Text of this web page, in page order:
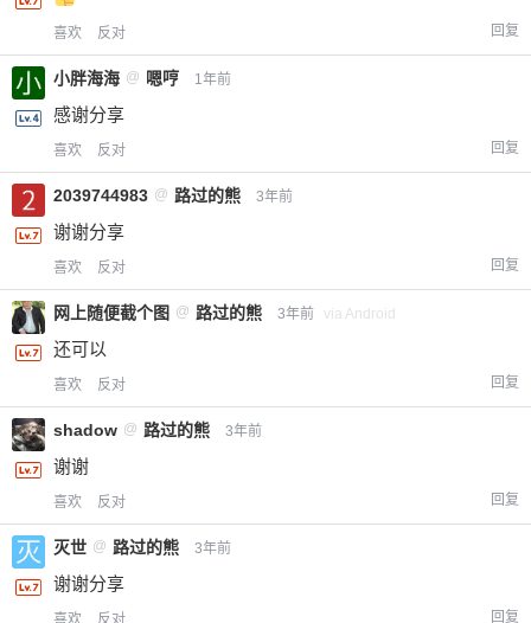
2 元
喜欢 反对 回复
小胖海海 @ 嗯哼 1年前
感谢分享
喜欢 反对 回复
2039744983 @ 路过的熊 3年前
谢谢分享
喜欢 反对 回复
网上随便截个图 @ 路过的熊 3年前 via Android
还可以
喜欢 反对 回复
shadow @ 路过的熊 3年前
谢谢
喜欢 反对 回复
灭世 @ 路过的熊 3年前
谢谢分享
喜欢 反对 回复